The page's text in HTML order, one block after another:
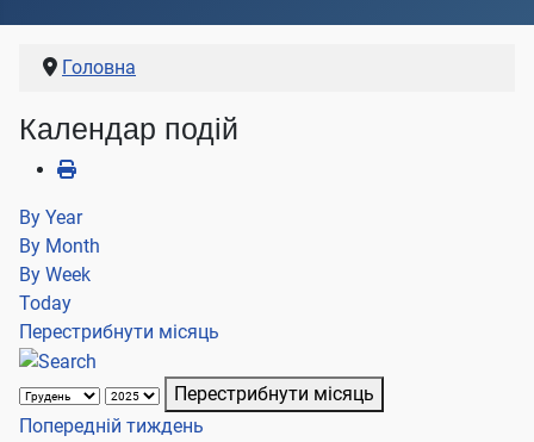
Головна
Календар подій
By Year
By Month
By Week
Today
Перестрибнути місяць
Перестрибнути місяць
Попередній тиждень